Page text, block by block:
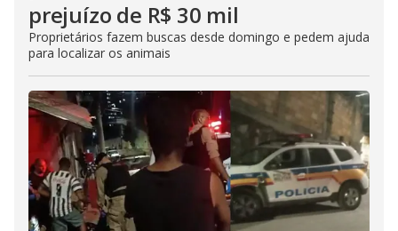
prejuízo de R$ 30 mil
Proprietários fazem buscas desde domingo e pedem ajuda
para localizar os animais